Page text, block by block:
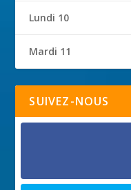
Lundi 10
Mardi 11
SUIVEZ-NOUS